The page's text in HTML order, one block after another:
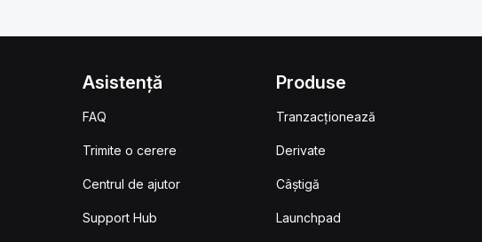
Asistență
FAQ
Trimite o cerere
Centrul de ajutor
Support Hub
Produse
Tranzacționează
Derivate
Câștigă
Launchpad